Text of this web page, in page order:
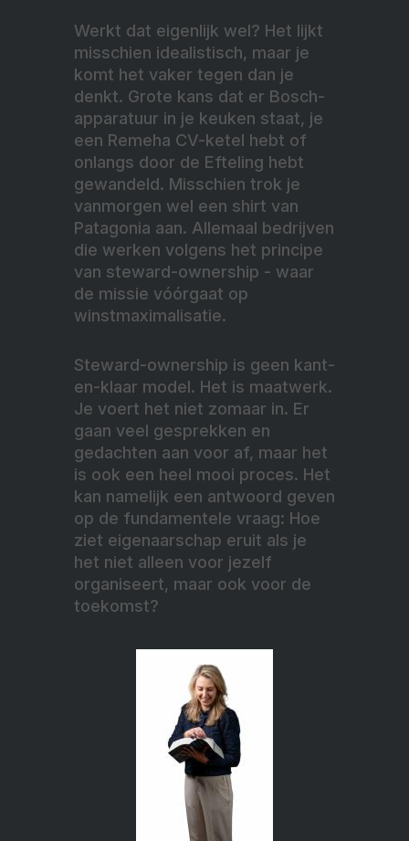
Werkt dat eigenlijk wel? Het lijkt
misschien idealistisch, maar je
komt het vaker tegen dan je
denkt. Grote kans dat er Bosch-
apparatuur in je keuken staat, je
een Remeha CV-ketel hebt of
onlangs door de Efteling hebt
gewandeld. Misschien trok je
vanmorgen wel een shirt van
Patagonia aan. Allemaal bedrijven
die werken volgens het principe
van steward-ownership - waar
de missie vóórgaat op
winstmaximalisatie.
Steward-ownership is geen kant-
en-klaar model. Het is maatwerk.
Je voert het niet zomaar in. Er
gaan veel gesprekken en
gedachten aan voor af, maar het
is ook een heel mooi proces. Het
kan namelijk een antwoord geven
op de fundamentele vraag: Hoe
ziet eigenaarschap eruit als je
het niet alleen voor jezelf
organiseert, maar ook voor de
toekomst?